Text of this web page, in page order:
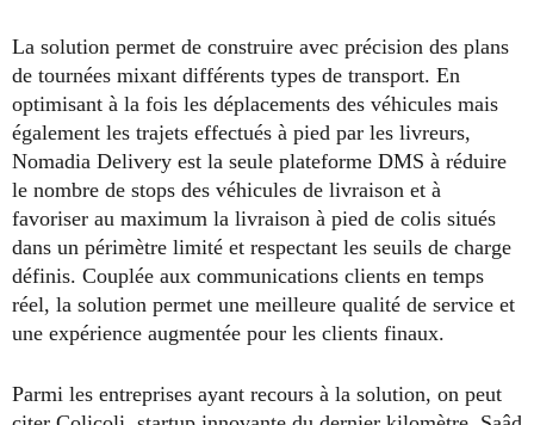
La solution permet de construire avec précision des plans
de tournées mixant différents types de transport. En
optimisant à la fois les déplacements des véhicules mais
également les trajets effectués à pied par les livreurs,
Nomadia Delivery est la seule plateforme DMS à réduire
le nombre de stops des véhicules de livraison et à
favoriser au maximum la livraison à pied de colis situés
dans un périmètre limité et respectant les seuils de charge
définis. Couplée aux communications clients en temps
réel, la solution permet une meilleure qualité de service et
une expérience augmentée pour les clients finaux.
Parmi les entreprises ayant recours à la solution, on peut